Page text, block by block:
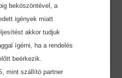
L
27
2.855 Ft
beköszöntével, a
igények miatt
akkor tudjuk
ígérni, ha a rendelés
beérkezik.
mint szállító partner